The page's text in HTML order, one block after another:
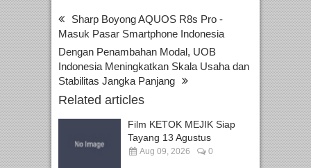
Sharp Boyong AQUOS R8s Pro -
Masuk Pasar Smartphone Indonesia
Dengan Penambahan Modal, UOB
Indonesia Meningkatkan Skala Usaha dan
Stabilitas Jangka Panjang
Related articles
Film KETOK MEJIK Siap
Tayang 13 Agustus
Aug 09, 2026 0